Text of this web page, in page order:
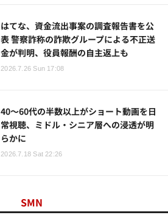
はてな、資金流出事案の調査報告書を公
表 警察詐称の詐欺グループによる不正送
金が判明、役員報酬の自主返上も
2026.7.26 Sun 17:08
40～60代の半数以上がショート動画を日
常視聴、ミドル・シニア層への浸透が明
らかに
2026.7.18 Sat 22:26
SMN